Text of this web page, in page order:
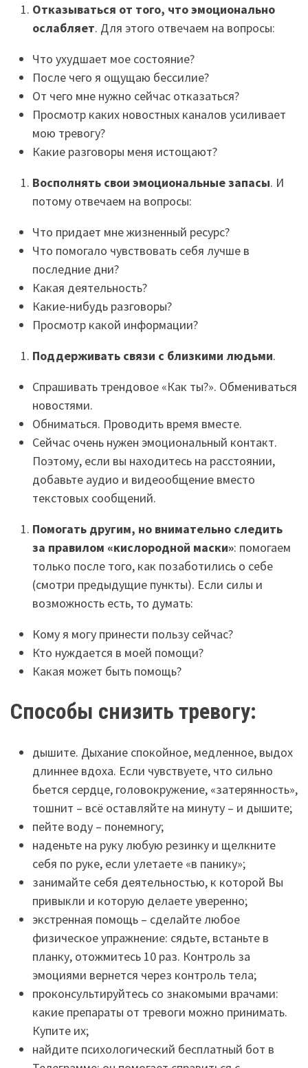
Отказываться от того, что эмоционально
ослабляет. Для этого отвечаем на вопросы:
Что ухудшает мое состояние?
После чего я ощущаю бессилие?
От чего мне нужно сейчас отказаться?
Просмотр каких новостных каналов усиливает
мою тревогу?
Какие разговоры меня истощают?
Восполнять свои эмоциональные запасы. И
потому отвечаем на вопросы:
Что придает мне жизненный ресурс?
Что помогало чувствовать себя лучше в
последние дни?
Какая деятельность?
Какие-нибудь разговоры?
Просмотр какой информации?
Поддерживать связи с близкими людьми.
Спрашивать трендовое «Как ты?». Обмениваться
новостями.
Обниматься. Проводить время вместе.
Сейчас очень нужен эмоциональный контакт.
Поэтому, если вы находитесь на расстоянии,
добавьте аудио и видеообщение вместо
текстовых сообщений.
Помогать другим, но внимательно следить
за правилом «кислородной маски»: помогаем
только после того, как позаботились о себе
(смотри предыдущие пункты). Если силы и
возможность есть, то думать:
Кому я могу принести пользу сейчас?
Кто нуждается в моей помощи?
Какая может быть помощь?
Способы снизить тревогу:
дышите. Дыхание спокойное, медленное, выдох
длиннее вдоха. Если чувствуете, что сильно
бьется сердце, головокружение, «затерянность»,
тошнит – всё оставляйте на минуту – и дышите;
пейте воду – понемногу;
наденьте на руку любую резинку и щелкните
себя по руке, если улетаете «в панику»;
занимайте себя деятельностью, к которой Вы
привыкли и которую делаете уверенно;
экстренная помощь – сделайте любое
физическое упражнение: сядьте, встаньте в
планку, отожмитесь 10 раз. Контроль за
эмоциями вернется через контроль тела;
проконсультируйтесь со знакомыми врачами:
какие препараты от тревоги можно принимать.
Купите их;
найдите психологический бесплатный бот в